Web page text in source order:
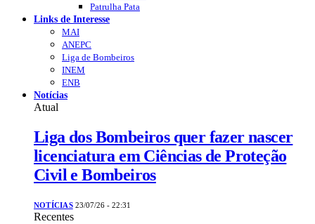
Patrulha Pata
Links de Interesse
MAI
ANEPC
Liga de Bombeiros
INEM
ENB
Notícias
Atual
Liga dos Bombeiros quer fazer nascer
licenciatura em Ciências de Proteção
Civil e Bombeiros
NOTÍCIAS 23/07/26 - 22:31
Recentes